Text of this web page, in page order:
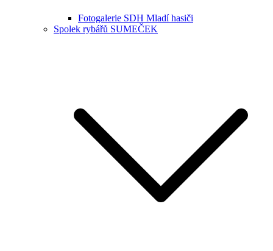
Fotogalerie SDH Mladí hasiči
Spolek rybářů SUMEČEK